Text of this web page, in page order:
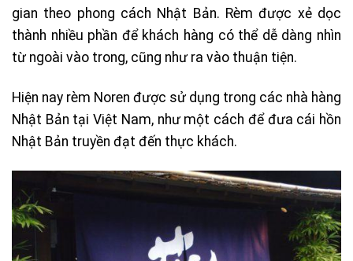
gian theo phong cách Nhật Bản. Rèm được xẻ dọc
thành nhiều phần để khách hàng có thể dễ dàng nhìn
từ ngoài vào trong, cũng như ra vào thuận tiện.
Hiện nay rèm Noren được sử dụng trong các nhà hàng
Nhật Bản tại Việt Nam, như một cách để đưa cái hồn
Nhật Bản truyền đạt đến thực khách.